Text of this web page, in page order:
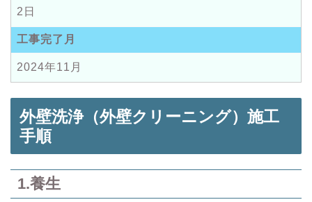
2日
工事完了月
2024年11月
外壁洗浄（外壁クリーニング）施工
手順
1.養生